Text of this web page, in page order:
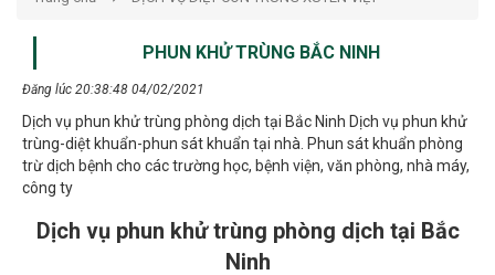
PHUN KHỬ TRÙNG BẮC NINH
trùng-diệt khuẩn-phun sát khuẩn tại nhà. Phun sát khuẩn phòng
trừ dịch bệnh cho các trường học, bệnh viện, văn phòng, nhà máy,
công ty
Dịch vụ phun khử trùng phòng dịch tại Bắc
Ninh